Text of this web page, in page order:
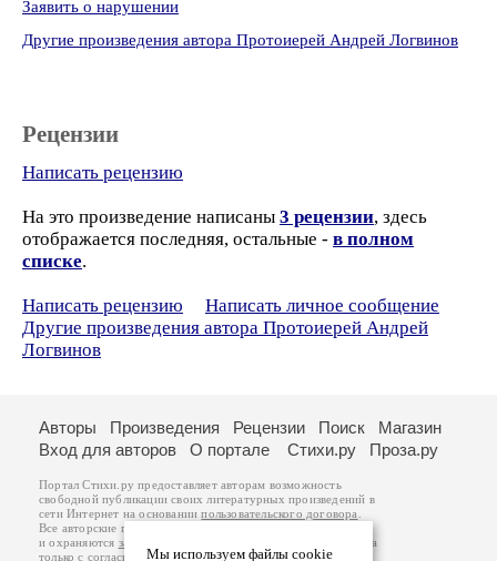
Заявить о нарушении
Другие произведения автора Протоиерей Андрей Логвинов
Рецензии
Написать рецензию
На это произведение написаны 3 рецензии, здесь
отображается последняя, остальные - в полном
списке.
Написать рецензию
Написать личное сообщение
Другие произведения автора Протоиерей Андрей
Логвинов
Мы используем файлы cookie
Авторы Произведения Рецензии Поиск
Магазин
Вход для авторов
О портале Стихи.ру Проза.ру
Портал Стихи.ру предоставляет авторам возможность
свободной публикации своих литературных произведений в
сети Интернет на основаниипользовательского договора
Все авторские права на произведения принадлежат авторам
и охраняются законом
. Перепечатка произведений возможна
только с согласия его автора, к которому вы можете